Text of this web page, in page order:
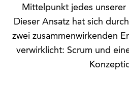
Mittelpunkt jedes unserer
Dieser Ansatz hat sich
zwei zusammenwirkenden
verwirklicht: Scrum und